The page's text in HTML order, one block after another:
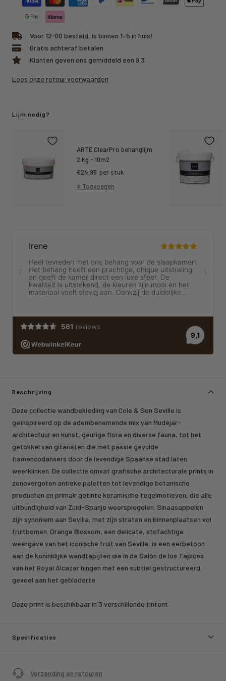
Voor 12:00 besteld, is binnen 1-5 in huis!
Gratis achteraf betalen
Klanten geven ons gemiddeld een 9.3
Lees onze retour voorwaarden
Beschrijving
Deze collectie wandbekleding van Cole & Son Seville is
geïnspireerd op de adembenemende mix van Mudéjar-
architectuur en kunst, geurige flora en diverse fauna, tot het
getokkel van gitaristen die met passie gevulde
flamencodansers door de levendige Spaanse stad laten
weerklinken. De collectie omvat grafische architecturale prints in
zonovergoten antieke paletten tot levendige botanische
producten en primair getinte keramische tegelmotieven, die alle
uitbundigheid van Zuid-Spanje weerspiegelen. Sinaasappelen
zijn synoniem aan Sevilla, met zijn straten en binnenplaatsen vol
fruitbomen. Orange Blossom, een delicate, stofachtige
weergave van het iconische fruit van Sevilla, is een eerbetoon
aan de koninklijke wandtapijten die in de Salón de los Tapices
van het Royal Alcazar hingen met een subtiel gestructureerd
gevoel aan het gebladerte.
Deze print is beschikbaar in 3 verschillende tintent.
Specificaties
Verzending en retouren
Lijm nodig?
ARTE ClearPro behanglijm
2 kg - 10m2
Kortings
prijs
€24,95 per stuk
+ Toevoegen